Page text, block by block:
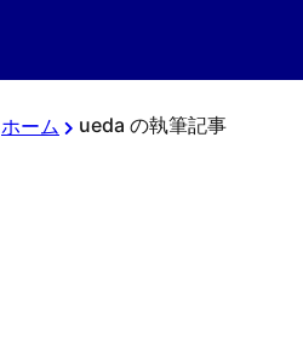
ホーム ueda の執筆記事